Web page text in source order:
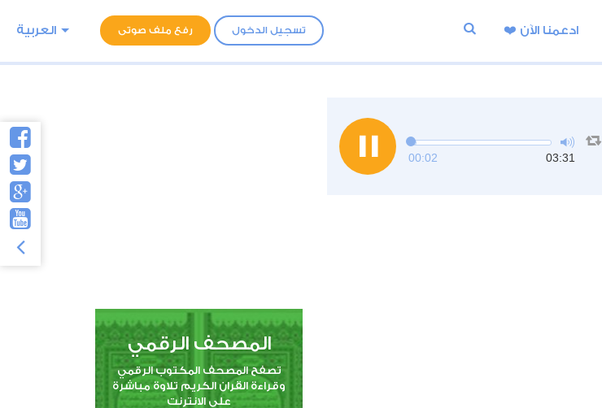
تسجيل الدخول رفع ملف صوتى العربية ادعمنا اﻵن ❤️
00:02 03:31
المصحف الرقمي
تصفح المصحف المكتوب الرقمي
وقراءة القران الكريم تلاوة مباشرة
على الانترنت